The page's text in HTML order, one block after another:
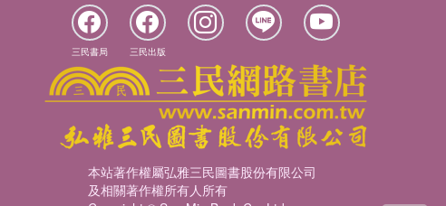
三民書局 三民出版
本站著作權屬弘雅三民圖書股份有限公司
及相關著作權所有人所有